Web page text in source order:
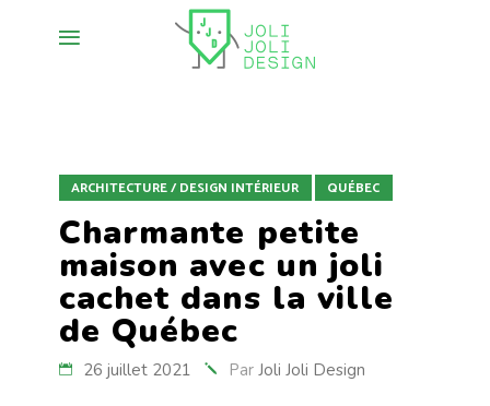
ARCHITECTURE / DESIGN INTÉRIEUR QUÉBEC
Charmante petite
maison avec un joli
cachet dans la ville
de Québec
26 juillet 2021 Par Joli Joli Design